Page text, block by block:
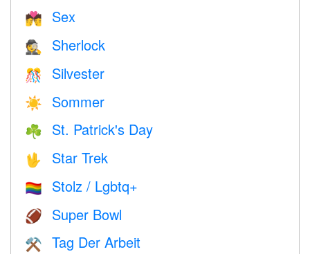
💏 Sex
🕵️ Sherlock
🎊 Silvester
☀️ Sommer
☘️ St. Patrick's Day
🖖 Star Trek
🏳️‍🌈 Stolz / Lgbtq+
🏈 Super Bowl
⚒️ Tag Der Arbeit